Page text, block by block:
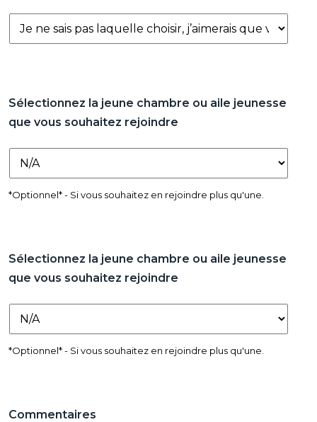
Sélectionnez la jeune chambre ou aile jeunesse
que vous souhaitez rejoindre
*Optionnel* - Si vous souhaitez en rejoindre plus qu'une.
Sélectionnez la jeune chambre ou aile jeunesse
que vous souhaitez rejoindre
*Optionnel* - Si vous souhaitez en rejoindre plus qu'une.
Commentaires